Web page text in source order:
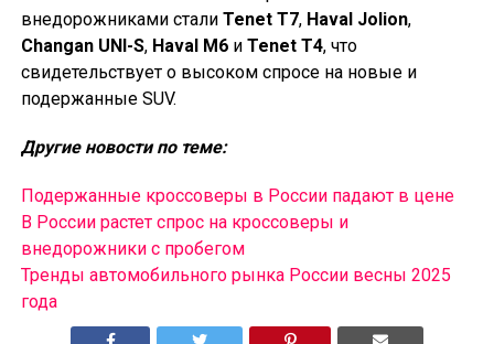
внедорожниками стали Tenet T7, Haval Jolion,
Changan UNI-S, Haval M6и Tenet T4, что
свидетельствует о высоком спросе на новые и
подержанные SUV.
Другие новости по теме:
Подержанные кроссоверы в России падают в цене
В России растет спрос на кроссоверы и
внедорожники с пробегом
Тренды автомобильного рынка России весны 2025
года